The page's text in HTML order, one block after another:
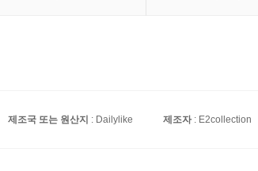
제조국 또는 원산지 : Dailylike 제조자: E2collection